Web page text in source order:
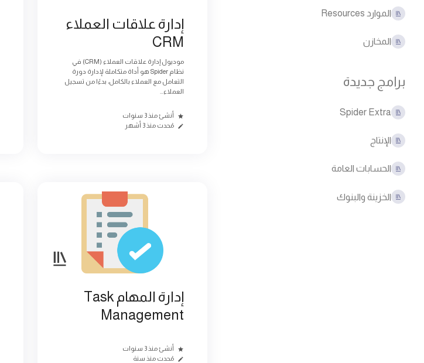
الموارد Resources
المخازن
برامج جديدة
Spider Extra
الإنتاج
الحسابات العامة
الخزينة والبنوك
إدارة علاقات العملاء
CRM
موديول إدارة علاقات العملاء (CRM) في
نظام Spider هو أداة متكاملة لإدارة دورة
التعامل مع العملاء بالكامل، بدءًا من تسجيل
العملاء...
أنشئ منذ 3 سنوات
مُحدث منذ 3 أشهر
إدارة المهام Task
Management
أنشئ منذ 3 سنوات
مُحدث منذ سنة